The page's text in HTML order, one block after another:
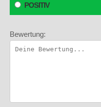
POSITIV
Bewertung: